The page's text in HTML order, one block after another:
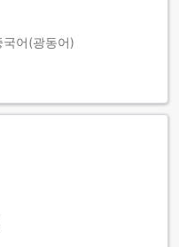
국어(광동어)